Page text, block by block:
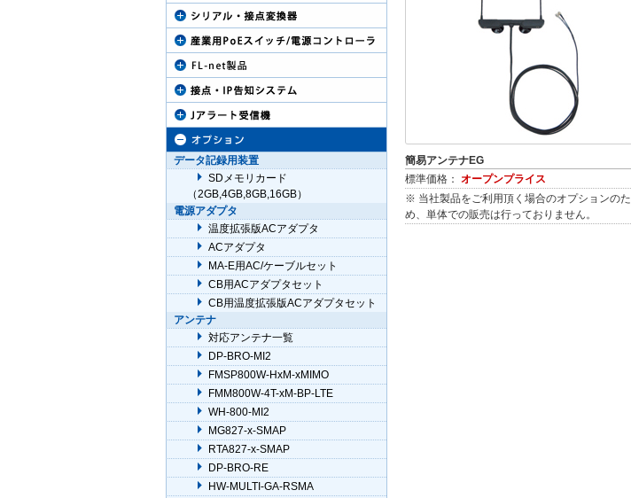
簡易アンテナEG
標準価格： オープンプライス
※ 当社製品をご利用頂く場合のオプションのた
め、単体での販売は行っておりません。
データ記録用装置
SDメモリカード
（2GB,4GB,8GB,16GB）
電源アダプタ
温度拡張版ACアダプタ
ACアダプタ
MA-E用AC/ケーブルセット
CB用ACアダプタセット
CB用温度拡張版ACアダプタセット
アンテナ
対応アンテナ一覧
DP-BRO-MI2
FMSP800W-HxM-xMIMO
FMM800W-4T-xM-BP-LTE
WH-800-MI2
MG827-x-SMAP
RTA827-x-SMAP
DP-BRO-RE
HW-MULTI-GA-RSMA